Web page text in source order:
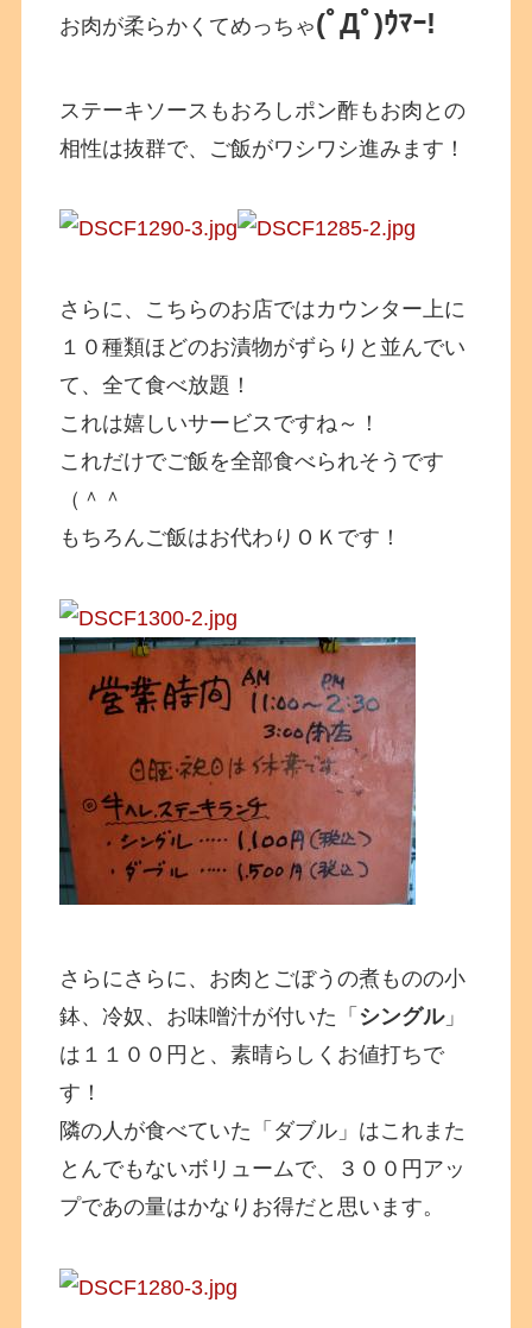
お肉が柔らかくてめっちゃ(ﾟДﾟ)ｳﾏｰ!
ステーキソースもおろしポン酢もお肉との
相性は抜群で、ご飯がワシワシ進みます！
さらに、こちらのお店ではカウンター上に
１０種類ほどのお漬物がずらりと並んでい
て、全て食べ放題！
これは嬉しいサービスですね～！
これだけでご飯を全部食べられそうです
（＾＾
もちろんご飯はお代わりＯＫです！
さらにさらに、お肉とごぼうの煮ものの小
鉢、冷奴、お味噌汁が付いた「 シングル」
は１１００円と、素晴らしくお値打ちで
す！
隣の人が食べていた「ダブル」はこれまた
とんでもないボリュームで、３００円アッ
プであの量はかなりお得だと思います。